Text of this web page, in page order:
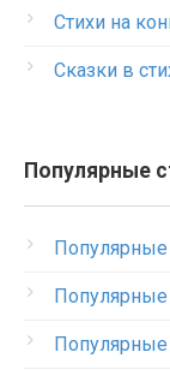
Стихи на
Сказки в
Популярные
Популярные